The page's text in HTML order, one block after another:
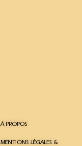
À PROPOS
MENTIONS LÉGALES &